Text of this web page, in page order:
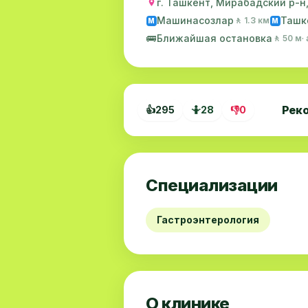
г. Ташкент, Мирабадский р-
M Машинасозлар 🚶 1.3 км M
🚌Ближайшая остановка 🚶 50 м
👍295 🤷28 👎0
Специализации
Гастроэнтерология
О клинике